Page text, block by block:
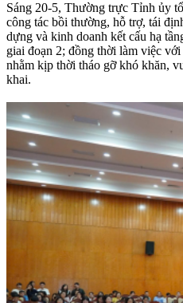
Sáng 20-5, Thường trực Tỉnh ủy
công tác bồi thường, hỗ trợ, tái
dựng và kinh doanh kết cấu hạ
giai đoạn 2; đồng thời làm việc
nhằm kịp thời tháo gỡ khó khăn,
khai.